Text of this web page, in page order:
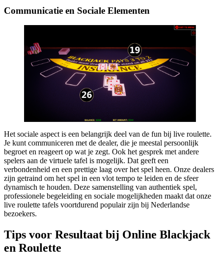
Communicatie en Sociale Elementen
Het sociale aspect is een belangrijk deel van de fun bij live roulette.
Je kunt communiceren met de dealer, die je meestal persoonlijk
begroet en reageert op wat je zegt. Ook het gesprek met andere
spelers aan de virtuele tafel is mogelijk. Dat geeft een
verbondenheid en een prettige laag over het spel heen. Onze dealers
zijn getraind om het spel in een vlot tempo te leiden en de sfeer
dynamisch te houden. Deze samenstelling van authentiek spel,
professionele begeleiding en sociale mogelijkheden maakt dat onze
live roulette tafels voortdurend populair zijn bij Nederlandse
bezoekers.
Tips voor Resultaat bij Online Blackjack
en Roulette